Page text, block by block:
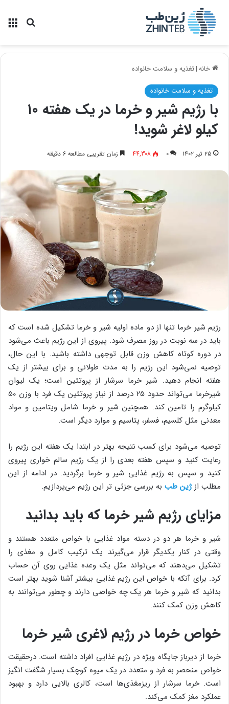
خانه|تغذیه و سلامت خانواده
تغذیه و سلامت خانواده
با رژیم شیر و خرما در یک هفته ۱۰
کیلو لاغر شوید!
۲۵ تیر ۱۴۰۲ ۰ 44,308 زمان تقریبی مطالعه ۶ دقیقه
رژیم شیر خرما تنها از دو ماده اولیه شیر و خرما تشکیل شده است که
باید در سه نوبت در روز مصرف شود. پیروی از این رژیم باعث می‌شود
در دوره کوتاه کاهش وزن قابل توجهی داشته باشید. با این حال،
توصیه نمی‌شود این رژیم را به مدت طولانی و برای بیشتر از یک
هفته انجام دهید. شیر خرما سرشار از پروتئین است؛ یک لیوان
شیرخرما می‌تواند حدود ۲۵ درصد از نیاز پروتئین یک فرد با وزن ۵۰
کیلوگرم را تامین کند. همچنین شیر و خرما شامل ویتامین و مواد
معدنی مثل کلسیم، فسفر، پتاسیم و موارد دیگر است.
توصیه می‌شود برای کسب نتیجه بهتر در ابتدا یک هفته این رژیم را
رعایت کنید و سپس هفته بعدی را از یک رژیم سالم خواری پیروی
کنید و سپس به رژیم غذایی شیر و خرما برگردید. در ادامه از این
مطلب از ژین طب به بررسی جزئی تر این رژیم می‌پردازیم.
مزایای رژیم شیر خرما که باید بدانید
شیر و خرما هر دو در دسته مواد غذایی با خواص متعدد هستند و
وقتی در کنار یکدیگر قرار می‌گیرند یک ترکیب کامل و مغذی را
تشکیل می‌دهند که می‌تواند مثل یک وعده غذایی روی آن حساب
کرد. برای آنکه با خواص این رژیم غذایی بیشتر آشنا شوید بهتر است
بدانید که شیر و خرما هر یک چه خواصی دارند و چطور می‌توانند به
کاهش وزن کمک کنند.
خواص خرما در رژیم لاغری شیر خرما
خرما از دیرباز جایگاه ویژه در رژیم غذایی افراد داشته است. درحقیقت
خواص منحصر به فرد و متعدد در یک میوه کوچک بسیار شگفت انگیز
است. خرما سرشار از ریزمغذی‌ها است، کالری بالایی دارد و بهبود
عملکرد مغز کمک می‌کند.